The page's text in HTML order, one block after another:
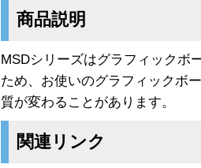
商品説明
MSDシリーズはグラフィックボ
ため、お使いのグラフィックボ
質が変わることがあります。
関連リンク